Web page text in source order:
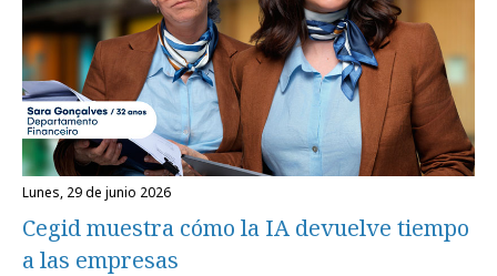
lunes, 29 de junio 2026
Cegid muestra cómo la IA devuelve tiempo
a las empresas